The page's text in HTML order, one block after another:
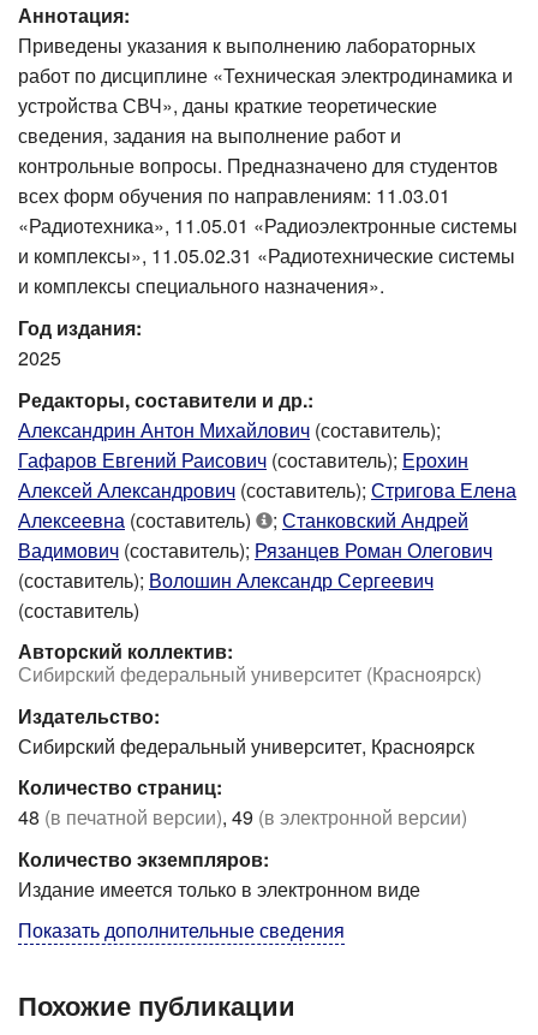
Аннотация:
Приведены указания к выполнению лабораторных
работ по дисциплине «Техническая электродинамика и
устройства СВЧ», даны краткие теоретические
сведения, задания на выполнение работ и
контрольные вопросы. Предназначено для студентов
всех форм обучения по направлениям: 11.03.01
«Радиотехника», 11.05.01 «Радиоэлектронные системы
и комплексы», 11.05.02.31 «Радиотехнические системы
и комплексы специального назначения».
Год издания:
2025
Редакторы, составители и др.:
Александрин Антон Михайлович (составитель);
Гафаров Евгений Раисович (составитель); Ерохин
Алексей Александрович (составитель); Стригова Елена
Алексеевна (составитель) ; Станковский Андрей
Вадимович (составитель); Рязанцев Роман Олегович
(составитель); Волошин Александр Сергеевич
(составитель)
Авторский коллектив:
Сибирский федеральный университет (Красноярск)
Издательство:
Сибирский федеральный университет, Красноярск
Количество страниц:
48 (в печатной версии), 49 (в электронной версии)
Количество экземпляров:
Издание имеется только в электронном виде
Показать дополнительные сведения
Похожие публикации